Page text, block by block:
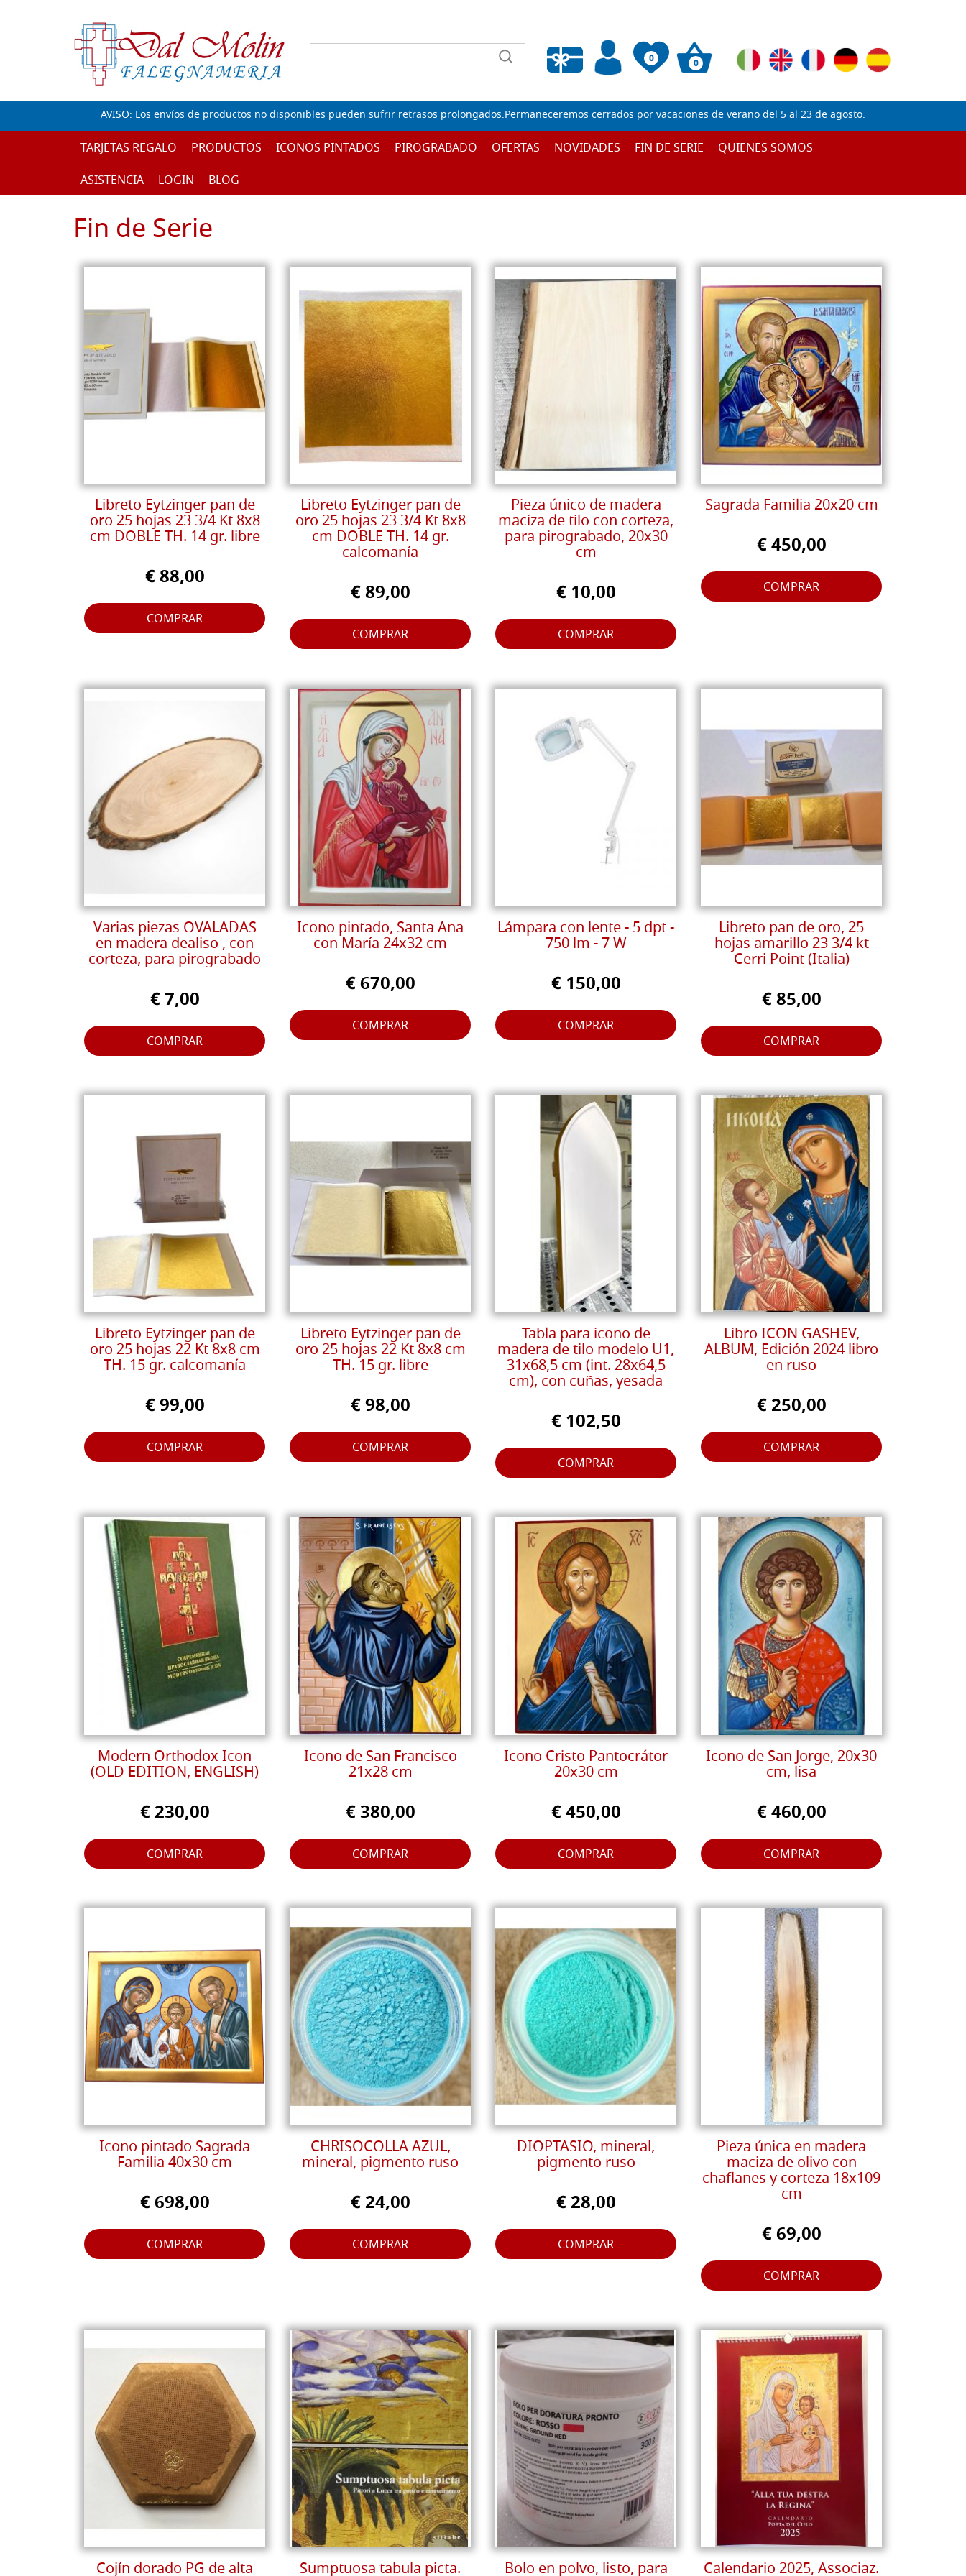
0
Lista de deseos vacía
0
AVISO: Los envíos de productos no disponibles pueden sufrir retrasos prolongados.Permaneceremos cerrados por vacaciones de verano del 5 al 23 de agosto.
TARJETAS REGALO PRODUCTOS ICONOS PINTADOS PIROGRABADO OFERTAS NOVIDADES FIN DE SERIE
QUIENES SOMOS
ASISTENCIA
LOGIN BLOG
Fin de Serie
Libreto Eytzinger pan de
oro 25 hojas 23 3/4 Kt 8x8
cm DOBLE TH. 14 gr. libre
€ 88,00
COMPRAR
Libreto Eytzinger pan de
oro 25 hojas 23 3/4 Kt 8x8
cm DOBLE TH. 14 gr.
calcomanía
€ 89,00
COMPRAR
Pieza único de madera
maciza de tilo con corteza,
para pirograbado, 20x30
cm
€ 10,00
COMPRAR
Sagrada Familia 20x20 cm
€ 450,00
COMPRAR
Varias piezas OVALADAS
en madera dealiso , con
corteza, para pirograbado
€ 7,00
COMPRAR
Icono pintado, Santa Ana
con María 24x32 cm
€ 670,00
COMPRAR
Lámpara con lente - 5 dpt -
750 lm - 7 W
€ 150,00
COMPRAR
Libreto pan de oro, 25
hojas amarillo 23 3/4 kt
Cerri Point (Italia)
€ 85,00
COMPRAR
Libreto Eytzinger pan de
oro 25 hojas 22 Kt 8x8 cm
TH. 15 gr. calcomanía
€ 99,00
COMPRAR
Libreto Eytzinger pan de
oro 25 hojas 22 Kt 8x8 cm
TH. 15 gr. libre
€ 98,00
COMPRAR
Tabla para icono de
madera de tilo modelo U1,
31x68,5 cm (int. 28x64,5
cm), con cuñas, yesada
€ 102,50
COMPRAR
Libro ICON GASHEV,
ALBUM, Edición 2024 libro
en ruso
€ 250,00
COMPRAR
Modern Orthodox Icon
(OLD EDITION, ENGLISH)
€ 230,00
COMPRAR
Icono de San Francisco
21x28 cm
€ 380,00
COMPRAR
Icono Cristo Pantocrátor
20x30 cm
€ 450,00
COMPRAR
Icono de San Jorge, 20x30
cm, lisa
€ 460,00
COMPRAR
Icono pintado Sagrada
Familia 40x30 cm
€ 698,00
COMPRAR
CHRISOCOLLA AZUL,
mineral, pigmento ruso
€ 24,00
COMPRAR
DIOPTASIO, mineral,
pigmento ruso
€ 28,00
COMPRAR
Pieza única en madera
maciza de olivo con
chaflanes y corteza 18x109
cm
€ 69,00
COMPRAR
Cojín dorado PG de alta Sumptuosa tabula picta. Bolo en polvo, listo, para Calendario 2025, Associaz.